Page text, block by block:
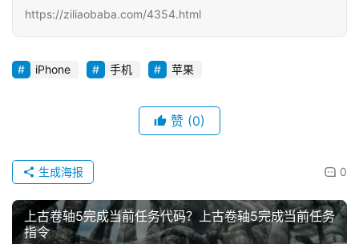
好https://ziliaobaba.com/4354.html
iPhone 手机 苹果
赞 (0)
0
生成海报
上古卷轴5完成当前任务代码？上古卷轴5完成当前任务
指令